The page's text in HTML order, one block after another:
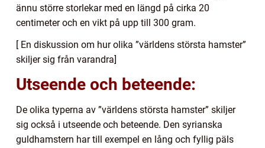
ännu större storlekar med en längd på cirka 20
centimeter och en vikt på upp till 300 gram.
[ En diskussion om hur olika ”världens största hamster”
skiljer sig från varandra]
Utseende och beteende:
De olika typerna av ”världens största hamster” skiljer
sig också i utseende och beteende. Den syrianska
guldhamstern har till exempel en lång och fyllig päls